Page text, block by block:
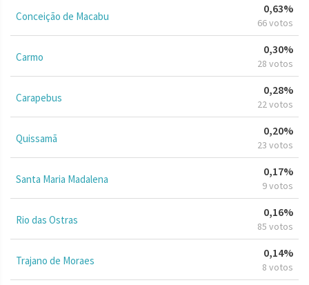
Conceição de Macabu
0,63%
66 votos
Carmo
0,30%
28 votos
Carapebus
0,28%
22 votos
Quissamã
0,20%
23 votos
Santa Maria Madalena
0,17%
9 votos
Rio das Ostras
0,16%
85 votos
Trajano de Moraes
0,14%
8 votos